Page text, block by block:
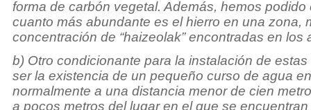
forma de carbón vegetal. Además, hemos podido
cuanto más abundante es el hierro en una zona,
concentración de “haizeolak” encontradas en los
b) Otro condicionante para la instalación de
ser la existencia de un pequeño curso de agua
normalmente a una distancia menor de cien
a pocos metros del lugar en el que se